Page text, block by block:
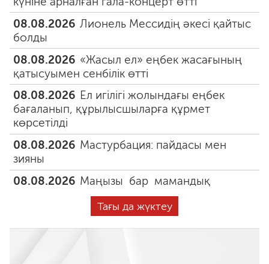
08.08.2026 Лионель Мессидің әкесі қайтыс
болды
08.08.2026 «Жасыл ел» еңбек жасағының
қатысуымен сенбілік өтті
08.08.2026 Ел игілігі жолындағы еңбек
бағаланып, құрылысшыларға құрмет
көрсетілді
08.08.2026 Мастурбация: пайдасы мен
зияны
08.08.2026 Маңызы бар мамандық
Тағы да жүктеу